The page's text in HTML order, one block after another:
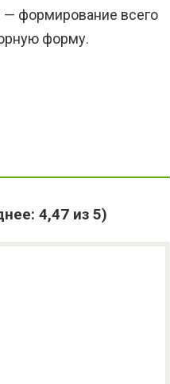
— формирование всего
форму.
4,47 из 5)